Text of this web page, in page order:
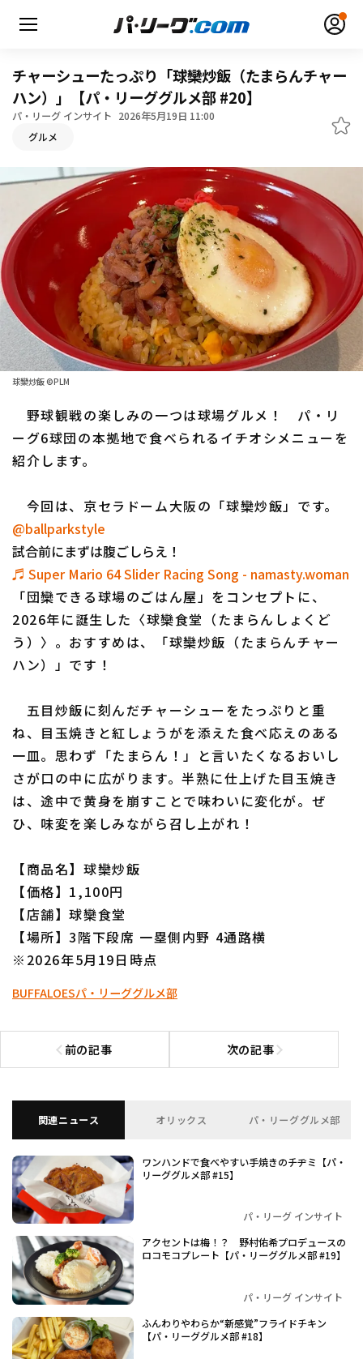
無料アカウント登録
HOME
動画
日程・結果
順位表･成績
1軍公式戦
ファーム東地区
ファーム中地区
ファーム西地区
選手名鑑
北海道日本ハムファイターズ
東北楽天ゴールデンイーグルス
埼玉西武ライオンズ
千葉ロッテマリーンズ
オリックス・バファローズ
福岡ソフトバンクホークス
設定
運営会社（別ウィンドウで開く）
特定商取引法の表示
チャーシューたっぷり「球欒炒飯（たまらんチャー
ハン）」【パ・リーググルメ部 #20】
パ・リーグ インサイト 2026年5月19日 11:00
グルメ
球欒炒飯 ©PLM
野球観戦の楽しみの一つは球場グルメ！ パ・リ
ーグ6球団の本拠地で食べられるイチオシメニューを
紹介します。
今回は、京セラドーム大阪の「球欒炒飯」です。
@ballparkstyle
試合前にまずは腹ごしらえ！
♬ Super Mario 64 Slider Racing Song - namasty.woman
「団欒できる球場のごはん屋」をコンセプトに、
2026年に誕生した〈球欒食堂（たまらんしょくど
う）〉。おすすめは、「球欒炒飯（たまらんチャー
ハン）」です！
五目炒飯に刻んだチャーシューをたっぷりと重
ね、目玉焼きと紅しょうがを添えた食べ応えのある
一皿。思わず「たまらん！」と言いたくなるおいし
さが口の中に広がります。半熟に仕上げた目玉焼き
は、途中で黄身を崩すことで味わいに変化が。ぜ
ひ、味変を楽しみながら召し上がれ！
【商品名】球欒炒飯
【価格】1,100円
【店舗】球欒食堂
【場所】3階下段席 一塁側内野 4通路横
※2026年5月19日時点
BUFFALOESパ・リーググルメ部
前の記事
前の記事へ 次の記事次の記事へ
関連ニュース オリックス パ・リーググルメ部
ワンハンドで食べやすい手焼きのチヂミ【パ・
リーググルメ部 #15】
パ・リーグ インサイト
アクセントは梅！？ 野村佑希プロデュースの
ロコモコプレート【パ・リーググルメ部 #19】
パ・リーグ インサイト
ふんわりやわらか“新感覚”フライドチキン
【パ・リーググルメ部 #18】